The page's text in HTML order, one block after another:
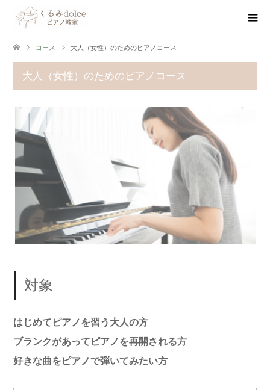
コース 大人（女性）のためのピアノコース
大人（女性）のためのピアノコース
対象
はじめてピアノを習う大人の方
ブランクがあってピアノを再開される方
好きな曲をピアノで弾いてみたい方